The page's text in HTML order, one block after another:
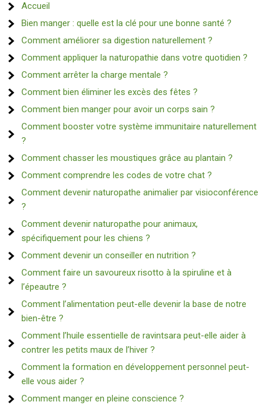
Accueil
Bien manger : quelle est la clé pour une bonne santé ?
Comment améliorer sa digestion naturellement ?
Comment appliquer la naturopathie dans votre quotidien ?
Comment arrêter la charge mentale ?
Comment bien éliminer les excès des fêtes ?
Comment bien manger pour avoir un corps sain ?
Comment booster votre système immunitaire naturellement
?
Comment chasser les moustiques grâce au plantain ?
Comment comprendre les codes de votre chat ?
Comment devenir naturopathe animalier par visioconférence
?
Comment devenir naturopathe pour animaux,
spécifiquement pour les chiens ?
Comment devenir un conseiller en nutrition ?
Comment faire un savoureux risotto à la spiruline et à
l’épeautre ?
Comment l’alimentation peut-elle devenir la base de notre
bien-être ?
Comment l’huile essentielle de ravintsara peut-elle aider à
contrer les petits maux de l’hiver ?
Comment la formation en développement personnel peut-
elle vous aider ?
Comment manger en pleine conscience ?